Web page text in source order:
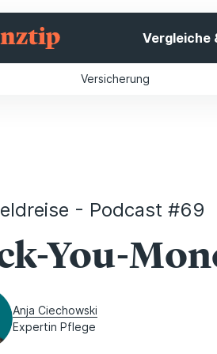
Vergleiche
Versicherung
- Podcast #69
You-
Anja Ciechowski
Expertin Pflege